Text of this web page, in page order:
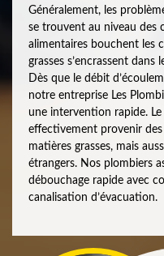
Généralement, les
se trouvent au niveau des
alimentaires bouchent les
grasses s’encrassent
Dès que le débit
notre entreprise Les
une intervention rapide.
effectivement provenir
matières grasses, mais
étrangers. Nos plombiers
débouchage rapide avec
canalisation d’évacuation.